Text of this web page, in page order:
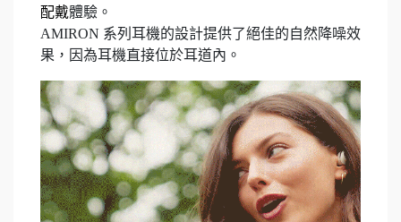
配戴體驗。
AMIRON 系列耳機的設計提供了絕佳的自然降噪效
果，因為耳機直接位於耳道內。